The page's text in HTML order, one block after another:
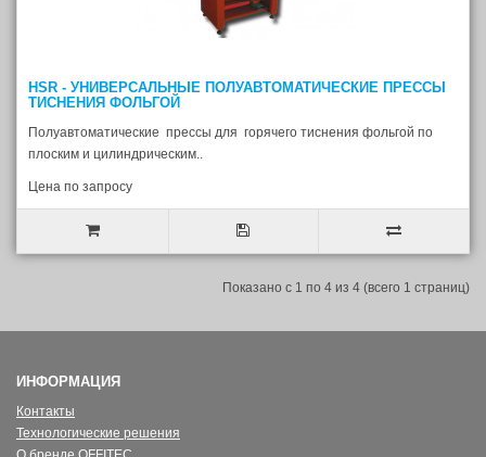
HSR - УНИВЕРСАЛЬНЫЕ ПОЛУАВТОМАТИЧЕСКИЕ ПРЕССЫ
ТИСНЕНИЯ ФОЛЬГОЙ
Полуавтоматические прессы для горячего тиснения фольгой по
плоским и цилиндрическим..
Цена по запросу
Показано с 1 по 4 из 4 (всего 1 страниц)
ИНФОРМАЦИЯ
Контакты
Технологические решения